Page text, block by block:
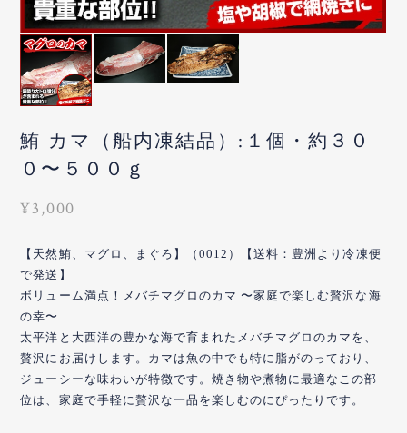
鮪 カマ（船内凍結品）:１個・約３０
０〜５００ｇ
¥3,000
【天然鮪、マグロ、まぐろ】（0012）【送料：豊洲より冷凍便
で発送】
ボリューム満点！メバチマグロのカマ 〜家庭で楽しむ贅沢な海
の幸〜
太平洋と大西洋の豊かな海で育まれたメバチマグロのカマを、
贅沢にお届けします。カマは魚の中でも特に脂がのっており、
ジューシーな味わいが特徴です。焼き物や煮物に最適なこの部
位は、家庭で手軽に贅沢な一品を楽しむのにぴったりです。